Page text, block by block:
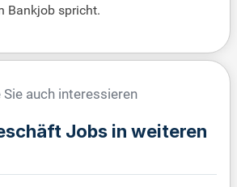
Bankjob spricht.
Sie auch interessieren
Jobs in weiteren